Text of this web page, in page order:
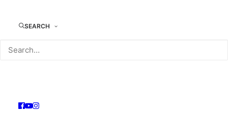
SEARCH
Igralci
Leto produkcije